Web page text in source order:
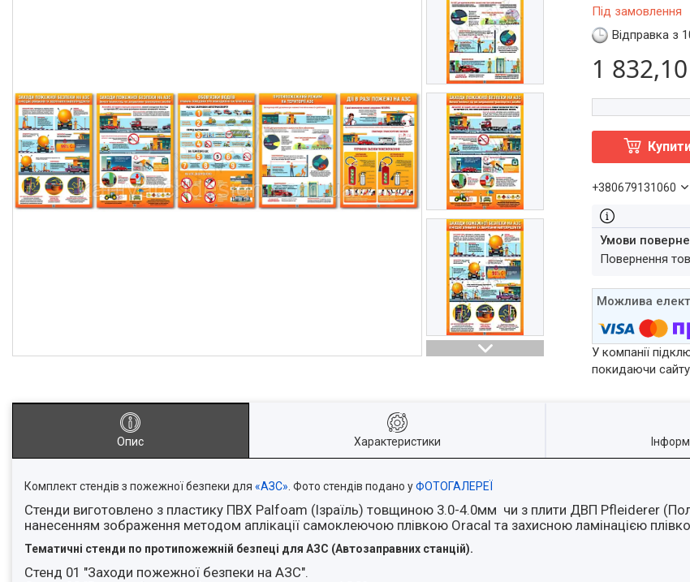
Під замовлення
Відправка з
1
+380679131060
повернення
У компанії
покидаючи
Опис Характеристики
Комплект стендів з пожежної безпеки для «АЗС» . Фото стендів подано уФОТОГАЛЕРЕЇ
Стенди виготовлено з пластику ПВХ Palfoam (Ізраїль) товщиною 3.0-4.0мм чи з плити ДВП Pfleiderer
нанесенням зображення методом аплікації самоклеючою плівкою Oracal та захисною ламінацією
Тематичні стенди по протипожежній безпеці для АЗС (Автозаправних станцій).
Стенд 01 "Заходи пожежної безпеки на АЗС".